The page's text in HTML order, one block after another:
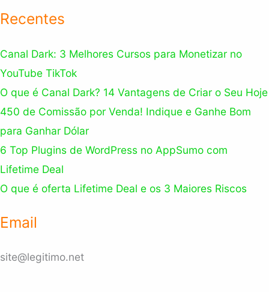
Recentes
Canal Dark: 3 Melhores Cursos para Monetizar no
YouTube TikTok
O que é Canal Dark? 14 Vantagens de Criar o Seu Hoje
450 de Comissão por Venda! Indique e Ganhe Bom
para Ganhar Dólar
6 Top Plugins de WordPress no AppSumo com
Lifetime Deal
O que é oferta Lifetime Deal e os 3 Maiores Riscos
Email
site@legitimo.net